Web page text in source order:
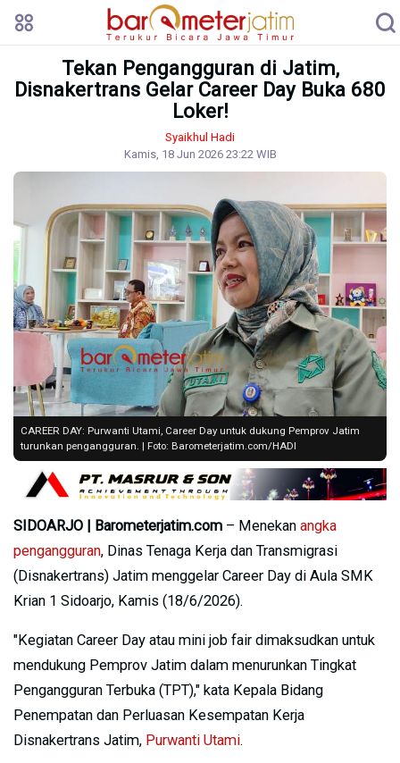
Tekan Pengangguran di Jatim,
Disnakertrans Gelar Career Day Buka 680
Loker!
Syaikhul Hadi
Kamis, 18 Jun 2026 23:22 WIB
CAREER DAY: Purwanti Utami, Career Day untuk dukung Pemprov Jatim
turunkan pengangguran. | Foto: Barometerjatim.com/HADI
SIDOARJO | Barometerjatim.com – Menekan angka
pengangguran, Dinas Tenaga Kerja dan Transmigrasi
(Disnakertrans) Jatim menggelar Career Day di Aula SMK
Krian 1 Sidoarjo, Kamis (18/6/2026).
"Kegiatan Career Day atau mini job fair dimaksudkan untuk
mendukung Pemprov Jatim dalam menurunkan Tingkat
Pengangguran Terbuka (TPT)," kata Kepala Bidang
Penempatan dan Perluasan Kesempatan Kerja
Disnakertrans Jatim, Purwanti Utami.